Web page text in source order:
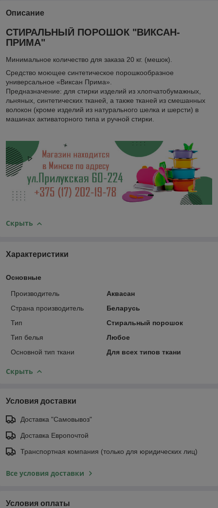
Описание
СТИРАЛЬНЫЙ ПОРОШОК "ВИКСАН-
ПРИМА"
Минимальное количество для заказа 20 кг. (мешок).
Средство моющее синтетическое порошкообразное
универсальное «Виксан Прима».
Предназначение: для стирки изделий из хлопчатобумажных,
льняных, синтетических тканей, а также тканей из смешанных
волокон (кроме изделий из натурального шелка и шерсти) в
машинах активаторного типа и ручной стирки.
Скрыть
Характеристики
Основные
Производитель
Аквасан
Страна производитель
Беларусь
Тип
Стиральный порошок
Тип белья
Любое
Основной тип ткани
Для всех типов ткани
Скрыть
Условия доставки
Доставка "Самовывоз"
Доставка Европочтой
Транспортная компания (только для юридических лиц)
Все условия доставки
Условия оплаты